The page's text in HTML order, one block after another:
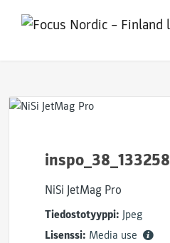
inspo_38_133258
NiSi JetMag Pro
Tiedostotyyppi: Jpeg
Lisenssi: Media use